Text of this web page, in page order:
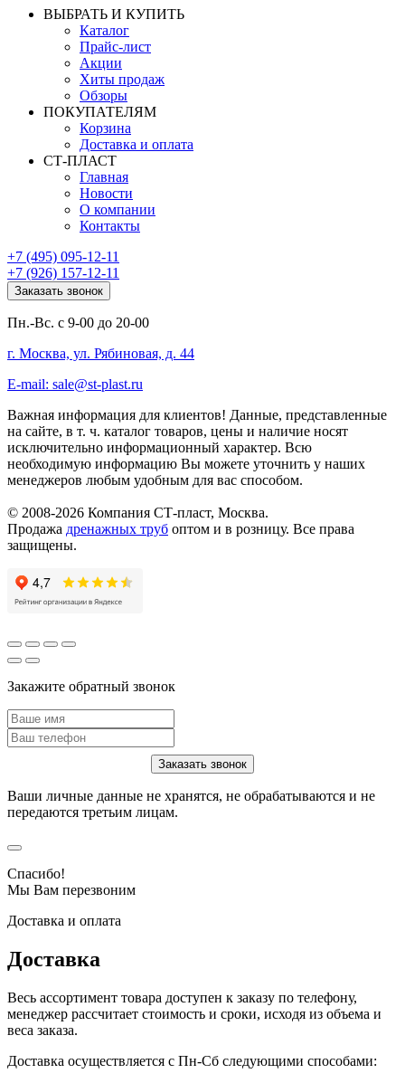
ВЫБРАТЬ И КУПИТЬ
Каталог
Прайс-лист
Акции
Хиты продаж
Обзоры
ПОКУПАТЕЛЯМ
Корзина
Доставка и оплата
СТ-ПЛАСТ
Главная
Новости
О компании
Контакты
+7 (495) 095-12-11
+7 (926) 157-12-11
Заказать звонок
Пн.-Вс. с 9-00 до 20-00
г. Москва, ул. Рябиновая, д. 44
E-mail: sale@st-plast.ru
Важная информация для клиентов! Данные, представленные
на сайте, в т. ч. каталог товаров, цены и наличие носят
исключительно информационный характер. Всю
необходимую информацию Вы можете уточнить у наших
менеджеров любым удобным для вас способом.
© 2008-2026 Компания СТ-пласт, Москва.
Продажа дренажных труб оптом и в розницу. Все права
защищены.
Закажите обратный звонок
Ваши личные данные не хранятся, не обрабатываются и не
передаются третьим лицам.
Спасибо!
Мы Вам перезвоним
Доставка и оплата
Доставка
Весь ассортимент товара доступен к заказу по телефону,
менеджер рассчитает стоимость и сроки, исходя из объема и
веса заказа.
Доставка осуществляется с Пн-Сб следующими способами: